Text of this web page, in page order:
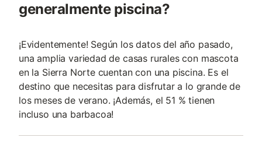
generalmente piscina?
¡Evidentemente! Según los datos del año pasado,
una amplia variedad de casas rurales con mascota
en la Sierra Norte cuentan con una piscina. Es el
destino que necesitas para disfrutar a lo grande de
los meses de verano. ¡Además, el 51 % tienen
incluso una barbacoa!